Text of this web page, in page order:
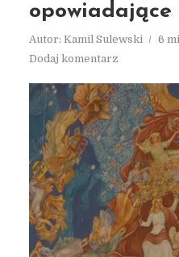
Autor: Kamil Sulewski
6
Dodaj komentarz